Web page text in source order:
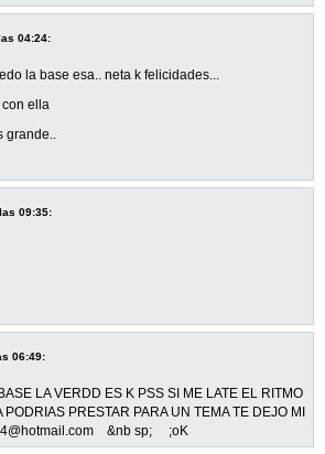
04:24:
la base esa.. neta k felicidades...
ella
09:35:
06:49:
LA VERDD ES K PSS SI ME LATE EL RITMO
PODRIAS PRESTAR PARA UN TEMA TE DEJO MI
&nb sp; ;oK